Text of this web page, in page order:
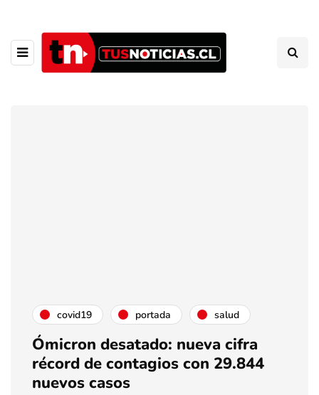
covid19 portada salud
Ómicron desatado: nueva cifra
récord de contagios con 29.844
nuevos casos